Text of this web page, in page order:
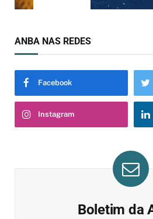
ANBA NAS REDES
Facebook
Instagram
Boletim da